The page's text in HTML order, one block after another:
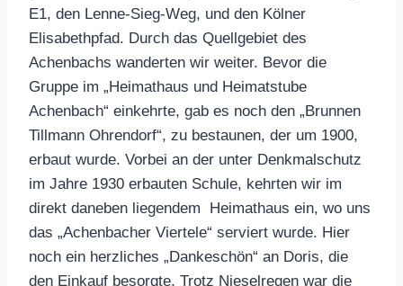
E1, den Lenne-Sieg-Weg, und den Kölner
Elisabethpfad. Durch das Quellgebiet des
Achenbachs wanderten wir weiter. Bevor die
Gruppe im „Heimathaus und Heimatstube
Achenbach“ einkehrte, gab es noch den „Brunnen
Tillmann Ohrendorf“, zu bestaunen, der um 1900,
erbaut wurde. Vorbei an der unter Denkmalschutz
im Jahre 1930 erbauten Schule, kehrten wir im
direkt daneben liegendem Heimathaus ein, wo uns
das „Achenbacher Viertele“ serviert wurde. Hier
noch ein herzliches „Dankeschön“ an Doris, die
den Einkauf besorgte. Trotz Nieselregen war die